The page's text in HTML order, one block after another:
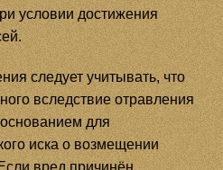
условии достижения
следует учитывать, что
вследствие отравления
для
иска о возмещении